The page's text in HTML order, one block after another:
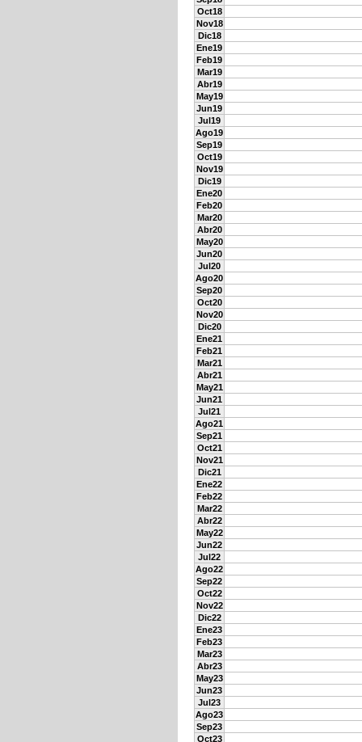
Oct18
Nov18
Dic18
Ene19
Feb19
Mar19
Abr19
May19
Jun19
Jul19
Ago19
Sep19
Oct19
Nov19
Dic19
Ene20
Feb20
Mar20
Abr20
May20
Jun20
Jul20
Ago20
Sep20
Oct20
Nov20
Dic20
Ene21
Feb21
Mar21
Abr21
May21
Jun21
Jul21
Ago21
Sep21
Oct21
Nov21
Dic21
Ene22
Feb22
Mar22
Abr22
May22
Jun22
Jul22
Ago22
Sep22
Oct22
Nov22
Dic22
Ene23
Feb23
Mar23
Abr23
May23
Jun23
Jul23
Ago23
Sep23
Oct23